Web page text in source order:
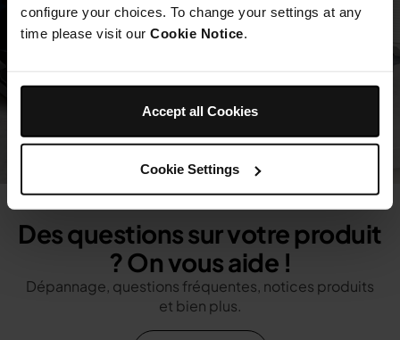
configure your choices. To change your settings at any
time please visit our Cookie Notice
Accept all Cookies
Cookie Settings
Des questions sur votre produit
? On vous aide !
Dépannage, questions fréquentes, notices produits
et bien plus.